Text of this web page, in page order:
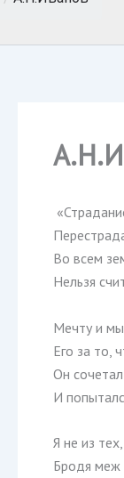
Во всем
Нельзя
Мечту и
Его за то,
Он
И
Я не из
Бродя меж